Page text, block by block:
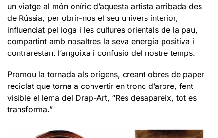
un viatge al món oníric d’aquesta artista arribada des
de Rússia, per obrir-nos el seu univers interior,
influenciat pel ioga i les cultures orientals de la pau,
compartint amb nosaltres la seva energia positiva i
contrarestant l’angoixa i confusió del nostre temps.
Promou la tornada als orígens, creant obres de paper
reciclat que torna a convertir en tronc d’arbre, fent
visible el lema del Drap-Art, “Res desapareix, tot es
transforma.”